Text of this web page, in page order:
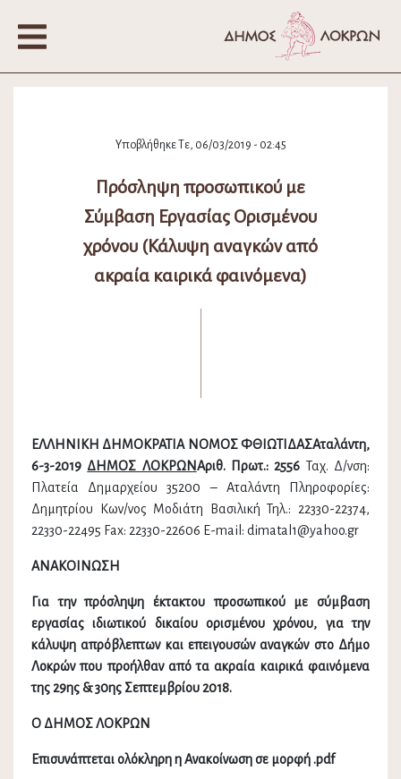
Υποβλήθηκε Τε, 06/03/2019 - 02:45
Πρόσληψη προσωπικού με
Σύμβαση Εργασίας Ορισμένου
χρόνου (Κάλυψη αναγκών από
ακραία καιρικά φαινόμενα)
ΕΛΛΗΝΙΚΗ ΔΗΜΟΚΡΑΤΙΑ ΝΟΜΟΣ ΦΘΙΩΤΙΔΑΣΑταλάντη,
6-3-2019 ΔΗΜΟΣ ΛΟΚΡΩΝAριθ. Πρωτ.: 2556 Ταχ. Δ/νση:
Πλατεία Δημαρχείου 35200 – Αταλάντη Πληροφορίες:
Δημητρίου Κων/νος Μοδιάτη Βασιλική Τηλ.: 22330-22374,
22330-22495 Fax: 22330-22606 E-mail: dimatal1@yahoo.gr
ΑΝΑΚΟΙΝΩΣΗ
Για την πρόσληψη έκτακτου προσωπικού με σύμβαση
εργασίας ιδιωτικού δικαίου ορισμένου χρόνου, για την
κάλυψη απρόβλεπτων και επειγουσών αναγκών στο Δήμο
Λοκρών που προήλθαν από τα ακραία καιρικά φαινόμενα
της 29ης & 30ης Σεπτεμβρίου 2018.
Ο ΔΗΜΟΣ ΛΟΚΡΩΝ
Επισυνάπτεται ολόκληρη η Ανακοίνωση σε μορφή .pdf